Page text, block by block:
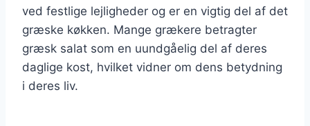
ved festlige lejligheder og er en vigtig del af det
græske køkken. Mange grækere betragter
græsk salat som en uundgåelig del af deres
daglige kost, hvilket vidner om dens betydning
i deres liv.